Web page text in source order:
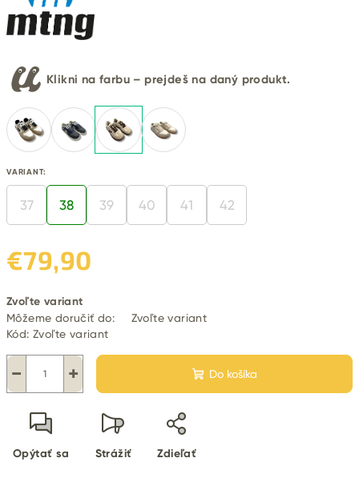
Klikni na farbu – prejdeš na daný produkt.
VARIANT:
37 38 39 40 41 42
€79,90
cena:
Zvoľte variant
Môžeme doručiť do:
Zvoľte variant
Kód: Zvoľte variant
+
− Do košíka
Opýtať sa Strážiť Zdieľať